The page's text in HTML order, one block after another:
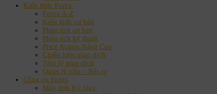
Kiến thức Forex
Forex A-Z
Kiến thức cơ bản
Phân tích cơ bản
Phân tích kỹ thuật
Price Action Nâng Cao
Chiến lược giao dịch
Tâm lý giao dịch
Quản lý vốn – Rủi ro
Công cụ Forex
Máy tính Ký Quỹ